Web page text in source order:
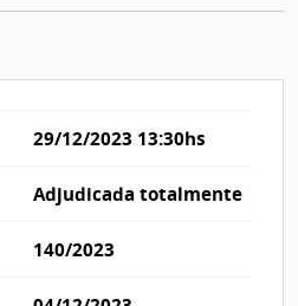
29/12/2023 13:30hs
Adjudicada totalmente
140/2023